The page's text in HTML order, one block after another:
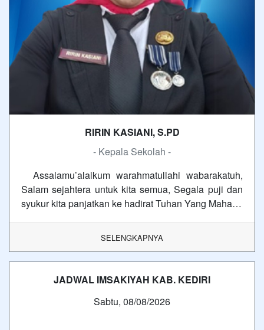
RIRIN KASIANI, S.PD
- Kepala Sekolah -
Assalamu’alaikum warahmatullahi wabarakatuh,
Salam sejahtera untuk kita semua, Segala puji dan
syukur kita panjatkan ke hadirat Tuhan Yang Maha…
SELENGKAPNYA
JADWAL IMSAKIYAH KAB. KEDIRI
Sabtu, 08/08/2026